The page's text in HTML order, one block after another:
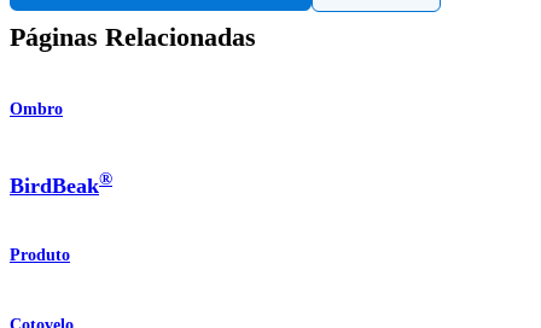
Páginas Relacionadas
Ombro
BirdBeak®
Produto